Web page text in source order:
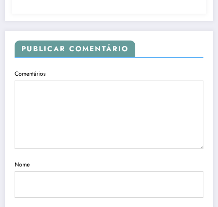
PUBLICAR COMENTÁRIO
Comentários
Nome